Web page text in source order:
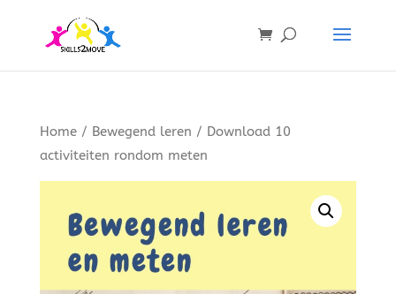
Home/ Bewegend leren / Download 10
activiteiten rondom meten